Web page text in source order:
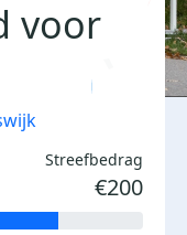
voor
Streefbedrag
€200